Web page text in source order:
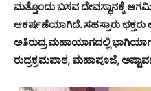
ಮತ್ತೊಂದು ಬಸವ ದೇವಸ್ಥಾನಕ್ಕೆ
ಆಕರ್ಷಣೆಯಾಗಿದೆ. ಸಹಸ್ರಾರು ಭಕ್ತರು
ಅತಿರುದ್ರ ಮಹಾಯಾಗದಲ್ಲಿ
ರುದ್ರಕ್ರಮಪಾಠ, ಮಹಾಪೂಜೆ,